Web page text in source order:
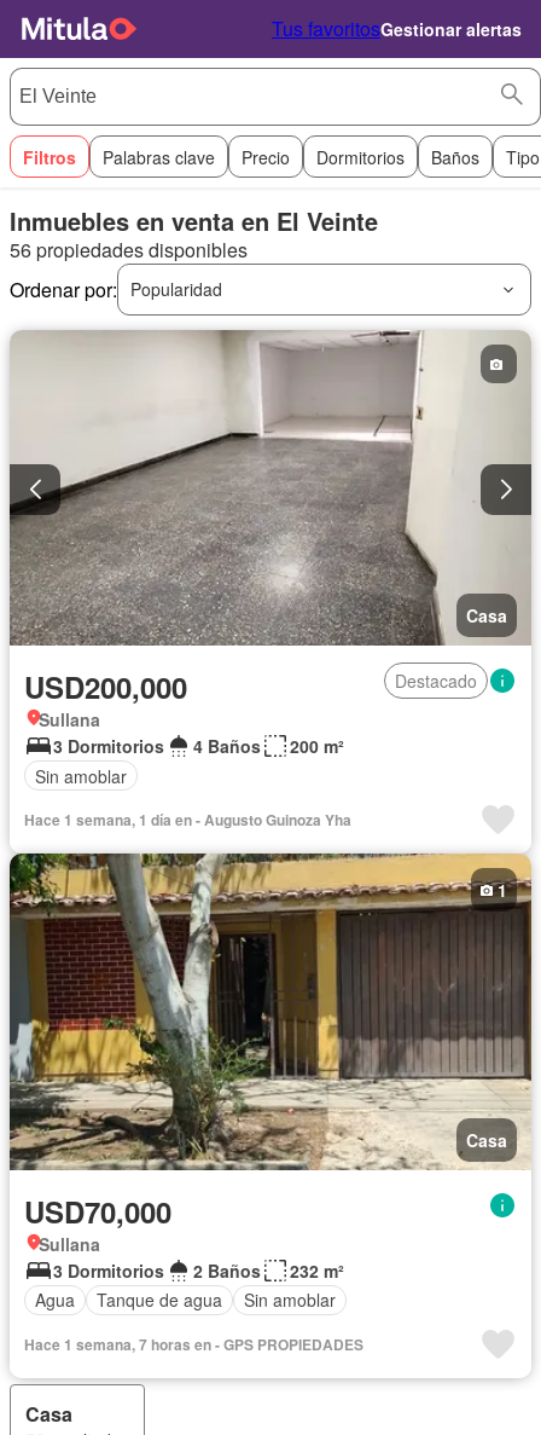
Tus favoritosGestionar alertas
Filtros Palabras clave Precio Dormitorios Baños
Inmuebles en venta en El Veinte
56 propiedades disponibles
Ordenar por:
Popularidad
Casa
USD200,000
Destacado
Sullana
3 Dormitorios
4 Baños
200 m²
Sin amoblar
Hace 1 semana, 1 día en - Augusto Guinoza Yha
Casa
1
USD70,000
Sullana
3 Dormitorios
2 Baños
232 m²
Agua
Tanque de agua Sin amoblar
Hace 1 semana, 7 horas en - GPS PROPIEDADES
Casa